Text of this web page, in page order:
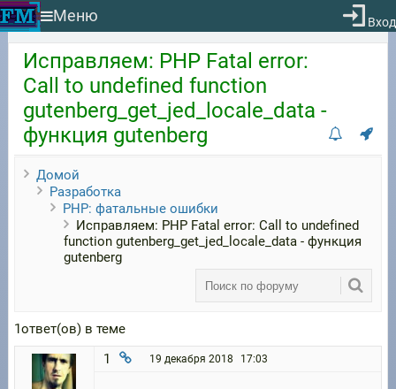
Исправляем: PHP Fatal error:
Call to undefined function
gutenberg_get_jed_locale_data -
функция gutenberg
Домой
Разработка
PHP: фатальные ошибки
Исправляем: PHP Fatal error: Call to undefined
function gutenberg_get_jed_locale_data - функция
gutenberg
1ответ(ов) в теме
1 19 декабря 2018 17:03
Меню Вход